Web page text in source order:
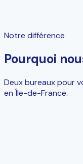
Notre différence
Pourquoi
Deux bureaux pour
en Île-de-France.